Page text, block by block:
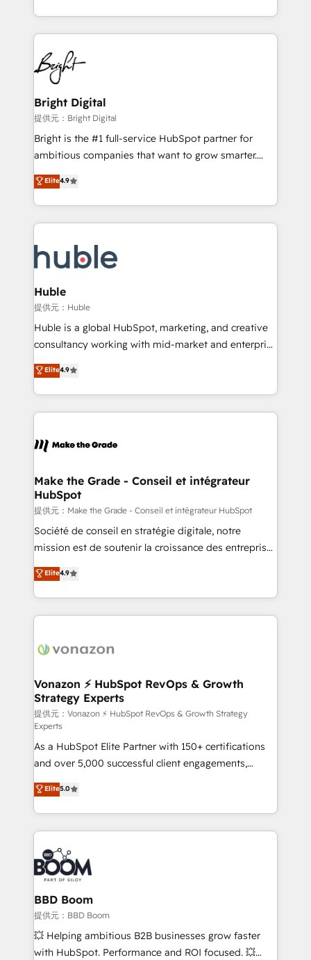
Sales Enablement HubSpot Impact Award 🏆2015
HubSpot COS Performance Award 🏆2014 HubSpot
COS Design Award 🏆2013 HubSpot Marketplace
Partner 📆Founded in 1997
With deep technical and industry expertise, we fuse
automation, integration, and AI innovation to deliver
lasting impact. We specialize in: • Turnkey and end-
to-end HubSpot implementations • Onboarding for
Sales, Service, Marketing & Content Hubs • AI voice
and chat agents, predictive automation, and smart
workflows • Salesforce + HubSpot integration •
Website design and CMS development • ERP
integration: SAP, NetSuite, Microsoft Dynamics, … •
platform • Client/member portals built on HubSpot •
CaterSuite for the catering industry • Custom and
WooCommerce, BuilderTrend, and more Experience
the difference — reach out to see how AI + HubSpot
Bright Digital
提供元：Bright Digital
Bright is the #1 full-service HubSpot partner for
ambitious companies that want to grow smarter.
From HubSpot onboarding, to training, from
developing a new website to lead generation and
digital marketing; we do it all (and with great
results)! In short, our services include: - HubSpot
HubSpot development: websites, custom modules,
integrations - Marketing & sales solutions: digital
marketing, advertising, campaigns, content and
design We connect people, data and technology to
improve customer experiences. With our bright
people, exciting ideas and can-do mentality, we
your challenge; our passionate and growth driven
team of 100+ experts is ready for you! Driving digital
Elite4.9
Huble
提供元：Huble
Huble is a global HubSpot, marketing, and creative
consultancy working with mid-market and enterprise
businesses. We go beyond implementation, shaping
the strategy, processes, and teams that turn
HubSpot into a genuine growth engine. Named
HubSpot's Global Partner of the Year in 2024,
worldwide, and with over 15 years in the ecosystem,
One company, one operating model, delivering
across offices and consulting teams in the UK, USA,
Canada, Germany, France, Belgium, Singapore, and
South Africa. Certified compliant with ISO/IEC
27001:2022 and ISO 9001:2015 across all seven
Elite4.9
Make the Grade - Conseil et intégrateur
HubSpot
提供元：Make the Grade - Conseil et intégrateur HubSpot
Société de conseil en stratégie digitale, notre
mission est de soutenir la croissance des entreprises
B2B à travers l’acquisition de nouveaux clients,
l'intégration CRM et le développement des revenus
auprès de vos comptes existants. En France et à
l'international, nous travaillons avec des ETI
delà d’une simple transformation digitale et des
➤ L’intégration de CRM et de méthodologie RevOps
pour aligner les équipes marketing, commerciales et
support client (data migration, synchronisation API,
audit et maintenance) ➤ La création de sites internet
de conversion qui transforment les visiteurs en
opportunités d'affaires ➤ La mise en place de
stratégies d'acquisition marketing (SEO, SEA,
inbound, automatisation marketing, ABM, IA,
emailing) Informations clés : - 10 ans d'expérience -
100+ intégrations CRM HubSpot réussies - 40
experts conseil - 150 certifications HubSpot
cumulées
Elite4.9
Vonazon ⚡ HubSpot RevOps & Growth
Strategy Experts
提供元：Vonazon ⚡ HubSpot RevOps & Growth Strategy
Experts
As a HubSpot Elite Partner with 150+ certifications
and over 5,000 successful client engagements,
Vonazon turns marketing complexity into
measurable, scalable growth. From onboarding to
enterprise-grade campaigns, our in-house team
builds scalable strategies that drive long-term
revenue. ⚙️ HubSpot Integration & Optimization •
Seamless CRM, CMS, and automation setup •
Complex platform migrations and data cleanups •
Custom APIs and third-party integrations 📈 End-to-
End Revenue Acceleration • Lifecycle marketing and
pipeline growth programs • Sales enablement tools
and CRM optimization • Retention strategies with
Elite5.0
BBD Boom
提供元：BBD Boom
💥 Helping ambitious B2B businesses grow faster
with HubSpot. Performance and ROI focused. 💥